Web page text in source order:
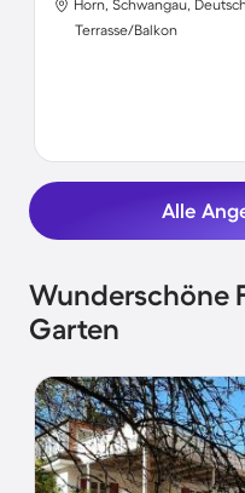
Horn, Schwangau,
Terrasse/Balkon
Alle
Wunderschöne
Garten